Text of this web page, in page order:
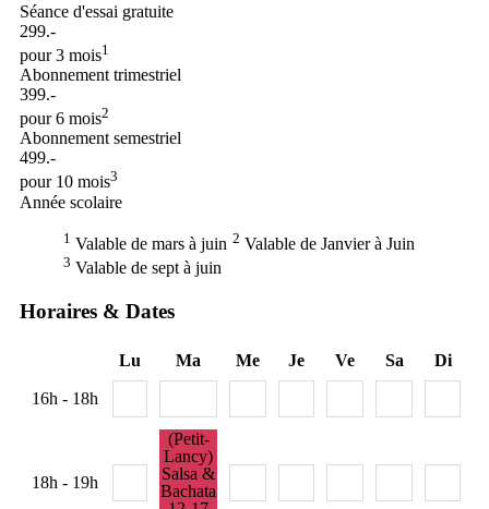
Séance d'essai gratuite
299.-
pour 3 mois1
Abonnement trimestriel
399.-
pour 6 mois2
Abonnement semestriel
499.-
pour 10 mois3
Année scolaire
1 Valable de mars à juin 2 Valable de Janvier à Juin
3 Valable de sept à juin
Horaires & Dates
Lu Ma Me Je Ve Sa Di
16h - 18h
18h - 19h
(Petit-
Lancy)
Salsa &
Bachata